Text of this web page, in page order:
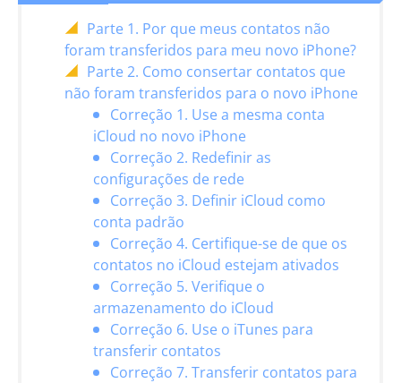
Parte 1. Por que meus contatos não
foram transferidos para meu novo iPhone?
Parte 2. Como consertar contatos que
não foram transferidos para o novo iPhone
Correção 1. Use a mesma conta
iCloud no novo iPhone
Correção 2. Redefinir as
configurações de rede
Correção 3. Definir iCloud como
conta padrão
Correção 4. Certifique-se de que os
contatos no iCloud estejam ativados
Correção 5. Verifique o
armazenamento do iCloud
Correção 6. Use o iTunes para
transferir contatos
Correção 7. Transferir contatos para